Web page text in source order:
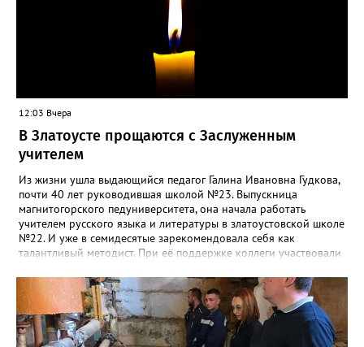
12:03 Вчера
В Златоусте прощаются с Заслуженным
учителем
Из жизни ушла выдающийся педагог Галина Ивановна Гудкова,
почти 40 лет руководившая школой №23. Выпускница
магнитогорского педуниверситета, она начала работать
учителем русского языка и литературы в златоустовской школе
№22. И уже в семидесятые зарекомендовала себя как
талантливый методист. При её поддержке коллеги участвовали
«Благодаря её мудрому руководству в школе сформировался
сильный педагогический коллектив, объединённый общими
ценностями и любовью к своему делу. Для многих Галина
Ивановна навсегда останется не только талантливым
руководителем, но и настоящим Учителем с большой буквы», -